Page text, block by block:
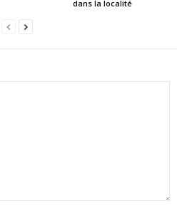
dans la localité